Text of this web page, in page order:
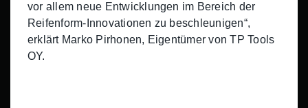
vor allem neue Entwicklungen im Bereich der
Reifenform-Innovationen zu beschleunigen“,
erklärt Marko Pirhonen, Eigentümer von TP Tools
OY.